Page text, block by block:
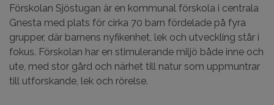
Förskolan Sjöstugan är en kommunal förskola i centrala
Gnesta med plats för cirka 70 barn fördelade på fyra
grupper, där barnens nyfikenhet, lek och utveckling står i
fokus. Förskolan har en stimulerande miljö både inne och
ute, med stor gård och närhet till natur som uppmuntrar
till utforskande, lek och rörelse.